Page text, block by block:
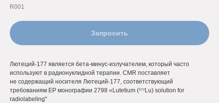
R001
Запросить
Лютеций-177 является бета-минус-излучателем, который часто
используют в радионуклидной терапии. CMR поставляет
не содержащий носителя Лютеций-177, соответствующий
требованиям EP монографии 2798 «Lutetium (¹⁷⁷Lu) solution for
radiolabeling"